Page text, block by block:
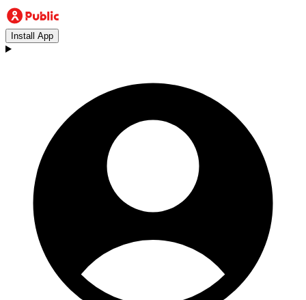
Install App